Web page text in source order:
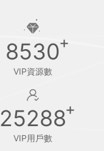
8530
VIP資源數
25288
VIP用戶數